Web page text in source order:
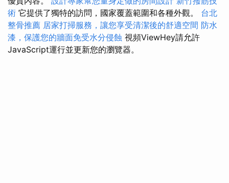
術 它提供了獨特的訪問，國家覆蓋範圍和各種外觀。 台北
整骨推薦 居家打掃服務，讓您享受清潔後的舒適空間 防水
漆，保護您的牆面免受水分侵蝕 視頻ViewHey請允許
JavaScript運行並更新您的瀏覽器。